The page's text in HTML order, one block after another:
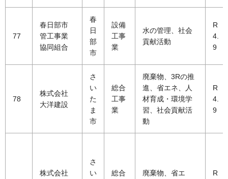
77
春日部市
管工事業
協同組合
春
日
部
市
設備
工事
業
水の管理、社会
貢献活動
R
4.
9
78
株式会社
大洋建設
さ
い
た
ま
市
総合
工事
業
廃棄物、3Rの推
進、省エネ、人
材育成・環境学
習、社会貢献活
動
R
4.
9
株式会社
さ
い
総合
廃棄物、省エ
R